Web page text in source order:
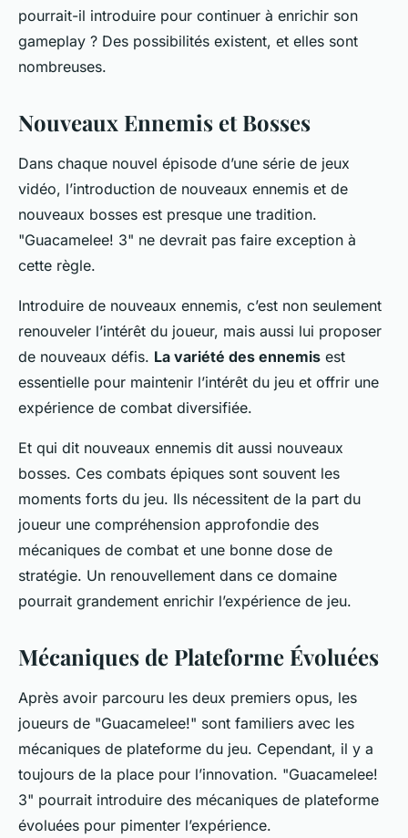
pourrait-il introduire pour continuer à enrichir son
gameplay ? Des possibilités existent, et elles sont
nombreuses.
Nouveaux Ennemis et Bosses
Dans chaque nouvel épisode d’une série de jeux
vidéo, l’introduction de nouveaux ennemis et de
nouveaux bosses est presque une tradition.
"Guacamelee! 3" ne devrait pas faire exception à
cette règle.
Introduire de nouveaux ennemis, c’est non seulement
renouveler l’intérêt du joueur, mais aussi lui proposer
de nouveaux défis. La variété des ennemis est
essentielle pour maintenir l’intérêt du jeu et offrir une
expérience de combat diversifiée.
Et qui dit nouveaux ennemis dit aussi nouveaux
bosses. Ces combats épiques sont souvent les
moments forts du jeu. Ils nécessitent de la part du
joueur une compréhension approfondie des
mécaniques de combat et une bonne dose de
stratégie. Un renouvellement dans ce domaine
pourrait grandement enrichir l’expérience de jeu.
Mécaniques de Plateforme Évoluées
Après avoir parcouru les deux premiers opus, les
joueurs de "Guacamelee!" sont familiers avec les
mécaniques de plateforme du jeu. Cependant, il y a
toujours de la place pour l’innovation. "Guacamelee!
3" pourrait introduire des mécaniques de plateforme
évoluées pour pimenter l’expérience.